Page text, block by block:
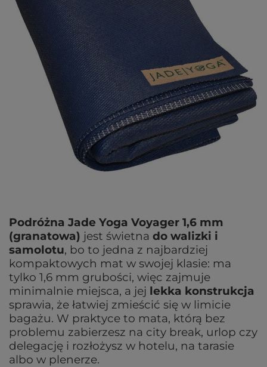
Podróżna Jade Yoga Voyager 1,6 mm
(granatowa) jest świetna do walizki i
samolotu, bo to jedna z najbardziej
kompaktowych mat w swojej klasie: ma
tylko 1,6 mm grubości, więc zajmuje
minimalnie miejsca, a jej lekka konstrukcja
sprawia, że łatwiej zmieścić się w limicie
bagażu. W praktyce to mata, którą bez
problemu zabierzesz na city break, urlop czy
delegację i rozłożysz w hotelu, na tarasie
albo w plenerze.